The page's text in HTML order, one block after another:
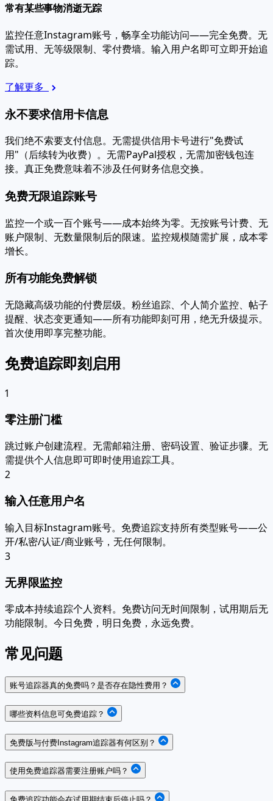
常有某些事物消逝无踪
监控任意Instagram账号，畅享全功能访问——完全免费。无
需试用、无等级限制、零付费墙。输入用户名即可立即开始追
踪。
了解更多
永不要求信用卡信息
我们绝不索要支付信息。无需提供信用卡号进行"免费试
用"（后续转为收费）。无需PayPal授权，无需加密钱包连
接。真正免费意味着不涉及任何财务信息交换。
免费无限追踪账号
监控一个或一百个账号——成本始终为零。无按账号计费、无
账户限制、无数量限制后的限速。监控规模随需扩展，成本零
增长。
所有功能免费解锁
无隐藏高级功能的付费层级。粉丝追踪、个人简介监控、帖子
提醒、状态变更通知——所有功能即刻可用，绝无升级提示。
首次使用即享完整功能。
免费追踪即刻启用
1
零注册门槛
跳过账户创建流程。无需邮箱注册、密码设置、验证步骤。无
需提供个人信息即可即时使用追踪工具。
2
输入任意用户名
输入目标Instagram账号。免费追踪支持所有类型账号——公
开/私密/认证/商业账号，无任何限制。
3
无界限监控
零成本持续追踪个人资料。免费访问无时间限制，试用期后无
功能限制。今日免费，明日免费，永远免费。
常见问题
账号追踪器真的免费吗？是否存在隐性费用？
哪些资料信息可免费追踪？
免费版与付费Instagram追踪器有何区别？
使用免费追踪器需要注册账户吗？